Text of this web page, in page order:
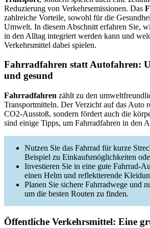
Reduzierung von Verkehrsemissionen. Das
zahlreiche Vorteile, sowohl für die
Umwelt. In diesem Abschnitt erfahren Sie,
in den Alltag integriert werden kann und
Verkehrsmittel dabei spielen.
Fahrradfahren statt Autofahren:
und gesund
Fahrradfahren zählt zu den
Transportmitteln. Der Verzicht auf das Auto
CO2-Ausstoß, sondern fördert auch die
sind einige Tipps, um Fahrradfahren in den
Nutzen Sie das Fahrrad für kurze
Beispiel zu Einkaufsmöglichkeiten
Investieren Sie in eine gute Fahrrad-
einen Helm und reflektierende
Planen Sie sichere Fahrradwege und
um die besten Routen zu finden.
Öffentliche Verkehrsmittel: Eine